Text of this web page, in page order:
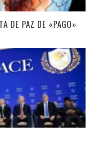
DE PAZ DE «PAGO»